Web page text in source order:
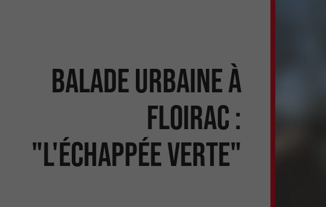
Balade urbaine à
Floirac :
"L'échappée verte"